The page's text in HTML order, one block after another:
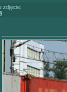
zdjęcie: